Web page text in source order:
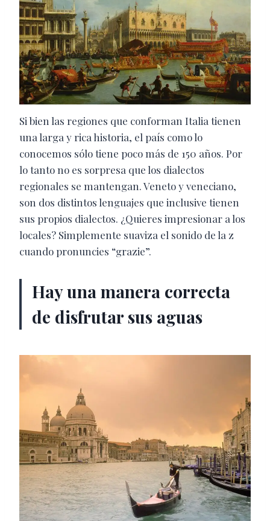
Si bien las regiones que conforman Italia tienen
una larga y rica historia, el país como lo
conocemos sólo tiene poco más de 150 años. Por
lo tanto no es sorpresa que los dialectos
regionales se mantengan. Veneto y veneciano,
son dos distintos lenguajes que inclusive tienen
sus propios dialectos. ¿Quieres impresionar a los
locales? Simplemente suaviza el sonido de la z
cuando pronuncies “grazie”.
Hay una manera correcta
de disfrutar sus aguas